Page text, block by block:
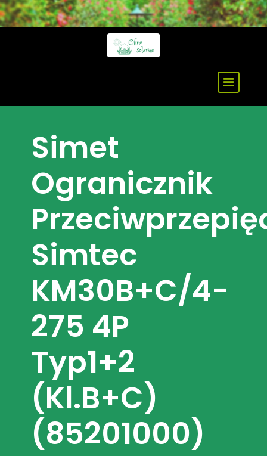
Skip
to
Simet
Ogranicznik
Simtec
KM30B+C/4-
275 4P
Typ1+2
(kl.B+C)
(85201000)